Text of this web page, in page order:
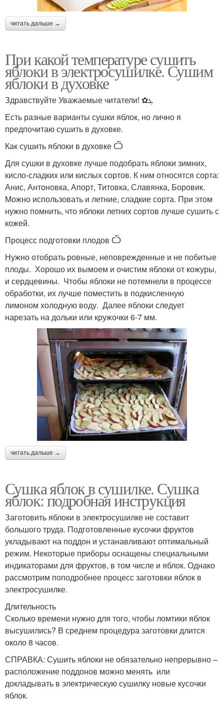
читать дальше →
При какой температуре сушить
яблоки в электросушилке. Сушим
яблоки в духовке
Здравствуйте Уважаемые читатели! ✿ܓ
Есть разные варианты сушки яблок, но лично я
предпочитаю сушить в духовке.
Как сушить яблоки в духовке Ѽ
Для сушки в духовке лучше подобрать яблоки зимних,
кисло-сладких или кислых сортов. К ним относятся сорта:
Анис, Антоновка, Апорт, Титовка, Славянка, Боровик.
Можно использовать и летние, сладкие сорта. При этом
нужно помнить, что яблоки летних сортов лучше сушить с
кожей.
Процесс подготовки плодов Ѽ
Нужно отобрать ровные, неповрежденные и не побитые
плоды. Хорошо их вымоем и очистим яблоки от кожуры,
и сердцевины. Чтобы яблоки не потемнели в процессе
обработки, их лучше поместить в подкисленную
лимоном холодную воду. Далее яблоки следует
нарезать на дольки или кружочки 6-7 мм.
читать дальше →
Сушка яблок в сушилке. Сушка
яблок: подробная инструкция
Заготовить яблоки в электросушилке не составит
большого труда. Подготовленные кусочки фруктов
укладывают на поддон и устанавливают оптимальный
режим. Некоторые приборы оснащены специальными
индикаторами для фруктов, в том числе и яблок. Однако
рассмотрим поподробнее процесс заготовки яблок в
электросушилке.
Длительность
Сколько времени нужно для того, чтобы ломтики яблок
высушились? В среднем процедура заготовки длится
около 8 часов.
СПРАВКА: Сушить яблоки не обязательно непрерывно –
расположение поддонов можно менять или
докладывать в электрическую сушилку новые кусочки
яблок.